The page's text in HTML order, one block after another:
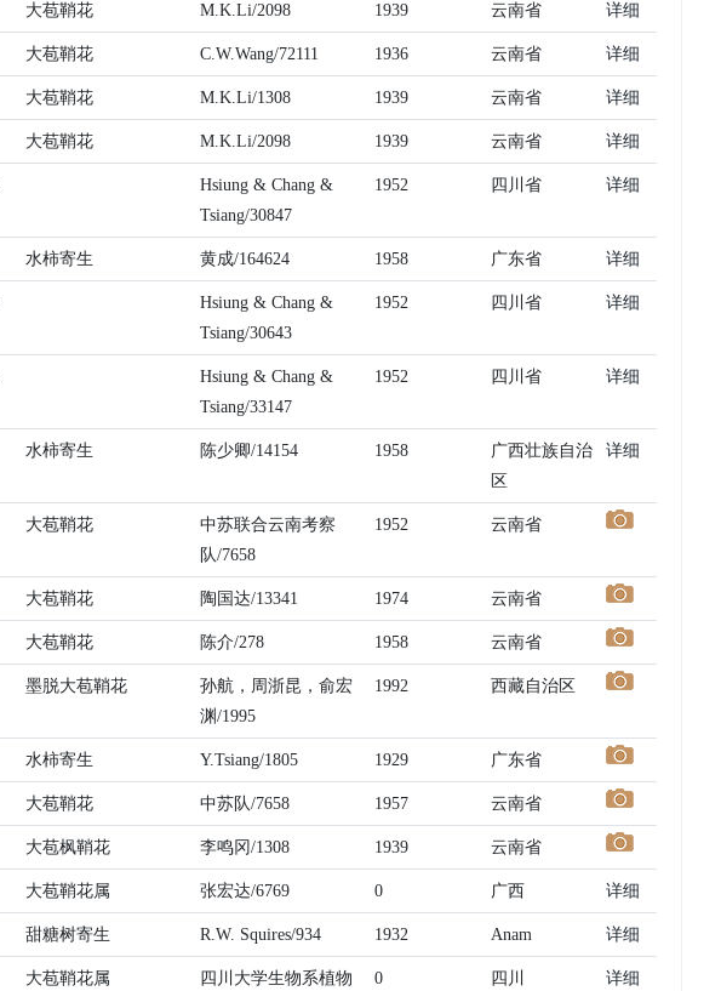
大苞鞘花 M.K.Li/2098 1939 云南省 详细
大苞鞘花 C.W.Wang/72111 1936 云南省 详细
大苞鞘花 M.K.Li/1308 1939 云南省 详细
大苞鞘花 M.K.Li/2098 1939 云南省 详细
Hsiung & Chang &
Tsiang/30847
1952 四川省 详细
水柿寄生 黄成/164624 1958 广东省 详细
Hsiung & Chang &
Tsiang/30643
1952 四川省 详细
Hsiung & Chang &
Tsiang/33147
1952 四川省 详细
水柿寄生 陈少卿/14154 1958
广西壮族自治
区
详细
大苞鞘花
中苏联合云南考察
队/7658
1952 云南省
大苞鞘花 陶国达/13341 1974 云南省
大苞鞘花 陈介/278 1958 云南省
墨脱大苞鞘花
孙航，周浙昆，俞宏
渊/1995
1992 西藏自治区
水柿寄生 Y.Tsiang/1805 1929 广东省
大苞鞘花 中苏队/7658 1957 云南省
大苞枫鞘花 李鸣冈/1308 1939 云南省
大苞鞘花属 张宏达/6769 0 广西 详细
甜糖树寄生 R.W. Squires/934 1932 Anam 详细
大苞鞘花属
四川大学生物系植物
0 四川 详细